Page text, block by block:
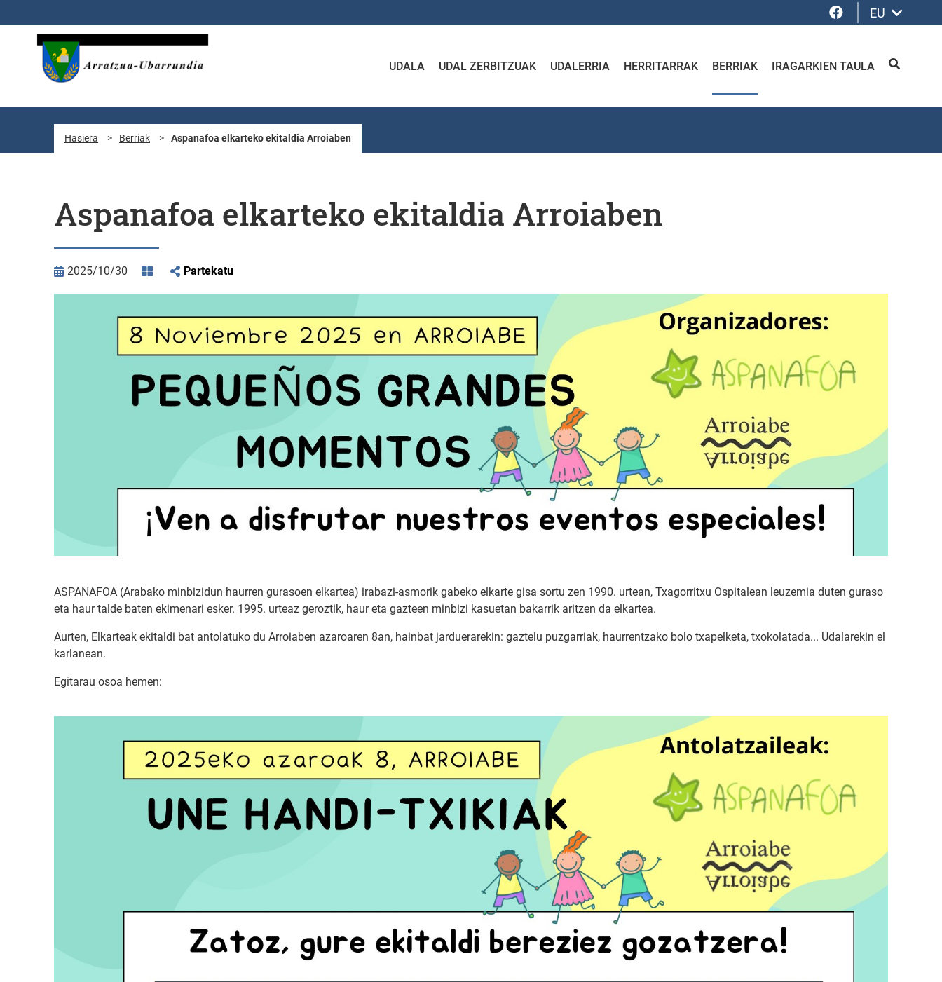
Facebook
EU
UDALA UDAL ZERBITZUAK UDALERRIA HERRITARRAK BERRIAK IRAGARKIEN TAULA BILATU
Hasiera > Berriak > Aspanafoa elkarteko ekitaldia Arroiaben
Aspanafoa elkarteko ekitaldia Arroiaben
2025/10/30 Partekatu
ASPANAFOA (Arabako minbizidun haurren gurasoen elkartea) irabazi-asmorik gabeko elkarte gisa sortu zen 1990. urtean, Txagorritxu Ospitalean leuzemia duten guraso
eta haur talde baten ekimenari esker. 1995. urteaz geroztik, haur eta gazteen minbizi kasuetan bakarrik aritzen da elkartea.
Aurten, Elkarteak ekitaldi bat antolatuko du Arroiaben azaroaren 8an, hainbat jarduerarekin: gaztelu puzgarriak, haurrentzako bolo txapelketa, txokolatada... Udalarekin el
karlanean.
Egitarau osoa hemen: